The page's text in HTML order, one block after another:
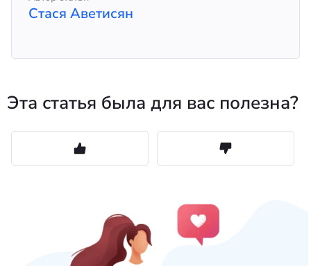
Стася Аветисян
Эта статья была для вас полезна?